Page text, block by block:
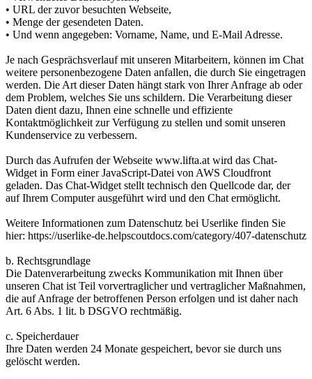
• URL der zuvor besuchten Webseite,
• Menge der gesendeten Daten.
• Und wenn angegeben: Vorname, Name, und E-Mail Adresse.
Je nach Gesprächsverlauf mit unseren Mitarbeitern, können im Chat
weitere personenbezogene Daten anfallen, die durch Sie eingetragen
werden. Die Art dieser Daten hängt stark von Ihrer Anfrage ab oder
dem Problem, welches Sie uns schildern. Die Verarbeitung dieser
Daten dient dazu, Ihnen eine schnelle und effiziente
Kontaktmöglichkeit zur Verfügung zu stellen und somit unseren
Kundenservice zu verbessern.
Durch das Aufrufen der Webseite www.lifta.at wird das Chat-
Widget in Form einer JavaScript-Datei von AWS Cloudfront
geladen. Das Chat-Widget stellt technisch den Quellcode dar, der
auf Ihrem Computer ausgeführt wird und den Chat ermöglicht.
Weitere Informationen zum Datenschutz bei Userlike finden Sie
hier: https://userlike-de.helpscoutdocs.com/category/407-datenschutz
b. Rechtsgrundlage
Die Datenverarbeitung zwecks Kommunikation mit Ihnen über
unseren Chat ist Teil vorvertraglicher und vertraglicher Maßnahmen,
die auf Anfrage der betroffenen Person erfolgen und ist daher nach
Art. 6 Abs. 1 lit. b DSGVO rechtmäßig.
c. Speicherdauer
Ihre Daten werden 24 Monate gespeichert, bevor sie durch uns
gelöscht werden.